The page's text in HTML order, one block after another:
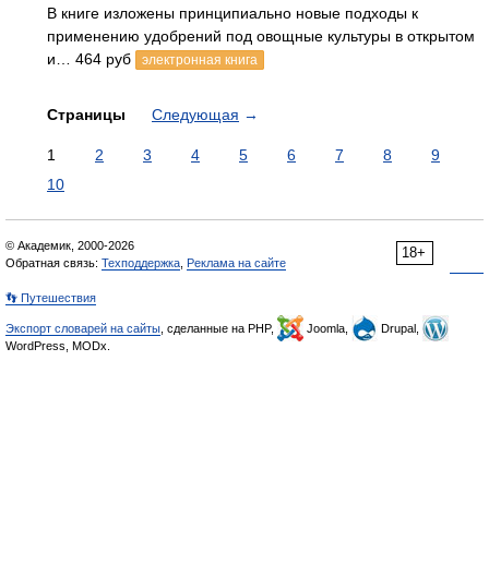
В книге изложены принципиально новые подходы к
применению удобрений под овощные культуры в открытом
и… 464 руб
электронная книга
Страницы Следующая →
1 2 3 4 5 6 7 8
9
10
18+
© Академик, 2000-2026
Обратная связь: Техподдержка Реклама на сайте
👣 Путешествия
Экспорт словарей на сайты , сделанные на PHP, Joomla,
Drupal,
WordPress, MODx.